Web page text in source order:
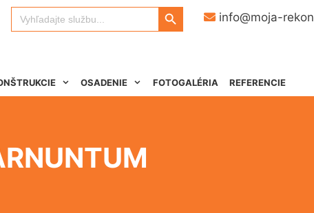
info@moja-
Search
for:
Search Button
OSADENIE FOTOGALÉRIA REFERENCIE